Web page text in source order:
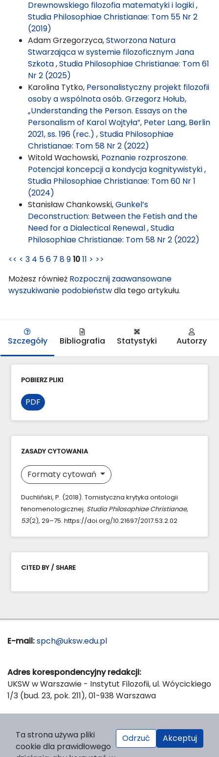
Drewnowskiego filozofia matematyki i logiki,
Studia Philosophiae Christianae: Tom 55 Nr 2
(2019)
Adam Grzegorzyca,Stworzona Natura
Stwarzająca w systemie filozoficznym Jana
Szkota,Studia Philosophiae Christianae: Tom 61
Nr 2 (2025)
Karolina Tytko, Personalistyczny projekt filozofii
osoby a wspólnota osób. Grzegorz Hołub,
„Understanding the Person. Essays on the
Personalism of Karol Wojtyła”, Peter Lang, Berlin
2021, ss. 196 (rec.) ,Studia Philosophiae
Christianae: Tom 58 Nr 2 (2022)
Witold Wachowski, Poznanie rozproszone.
Potencjał koncepcji a kondycja kognitywistyki,
Studia Philosophiae Christianae: Tom 60 Nr 1
(2024)
Stanisław Chankowski,Gunkel’s
Deconstruction: Between the Fetish and the
Need for a Dialectical Renewal,Studia
Philosophiae Christianae: Tom 58 Nr 2 (2022)
<< < 3 4 56 7 891011 > >>
Możesz również Rozpocznij zaawansowane
wyszukiwanie podobieństwdla tego artykułu.
Szczegóły Bibliografia Statystyki Autorzy
POBIERZ PLIKI
PDF
ZASADY CYTOWANIA
Formaty cytowań
Duchliński, P. (2018). Tomistyczna krytyka ontologii
fenomenologicznej. Studia Philosophiae Christianae,
53(2), 29–75. https://doi.org/10.21697/2017.53.2.02
CITED BY / SHARE
E-mail:spch@uksw.edu.pl
Adres korespondencyjny redakcji:
UKSW w Warszawie - Instytut Filozofii, ul. Wóycickiego
1/3 (bud. 23, pok. 211), 01-938 Warszawa
Wydawnictwo Naukowe UKSW, ul. Dewajtis 5, domek
nr 2, 01-815 Warszawa
Ta strona używa pliki
cookie dla prawidłowego
Odrzuć Akceptuj